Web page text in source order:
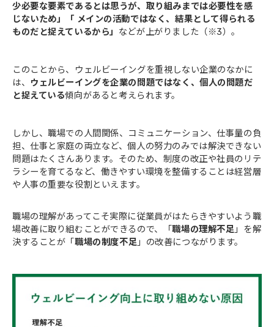
少必要な要素であるとは思うが、取り組みまでは必要性を感
じないため」「 メインの活動ではなく、結果として得られる
ものだと捉えているから」 などが上がりました（※3）。
このことから、ウェルビーイングを重視しない企業のなかに
は、
ウェルビーイングを企業の問題ではなく、個人の問題だ
と捉えている傾向があると考えられます。
しかし、職場での人間関係、コミュニケーション、仕事量の負
担、仕事と家庭の両立など、個人の努力のみでは解決できない
問題はたくさんあります。そのため、制度の改正や社員のリテ
ラシーを育てるなど、働きやすい環境を整備することは経営層
や人事の重要な役割といえます。
職場の理解があってこそ実際に従業員がはたらきやすいよう職
場改善に取り組むことができるので、「職場の理解不足」を解
決することが「職場の制度不足」の改善につながります。